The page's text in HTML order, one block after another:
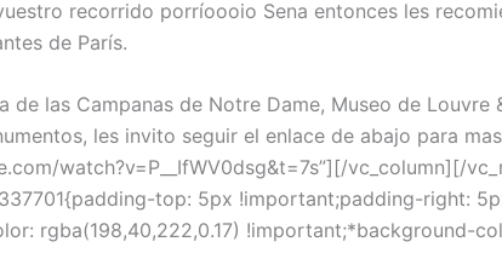
recorrido porríoooio Sena entonces les
de París.
de las Campanas de Notre Dame, Museo de
les invito seguir el enlace de abajo para
watch?v=P__IfWV0dsg&t=7s”][/vc_column][/
top: 5px !important;padding-
rgba(198,40,222,0.17) !important;*background-